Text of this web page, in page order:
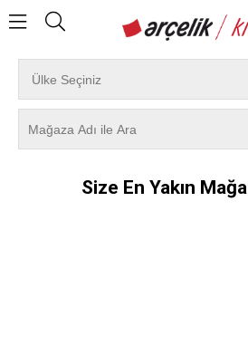
Size En Yakın